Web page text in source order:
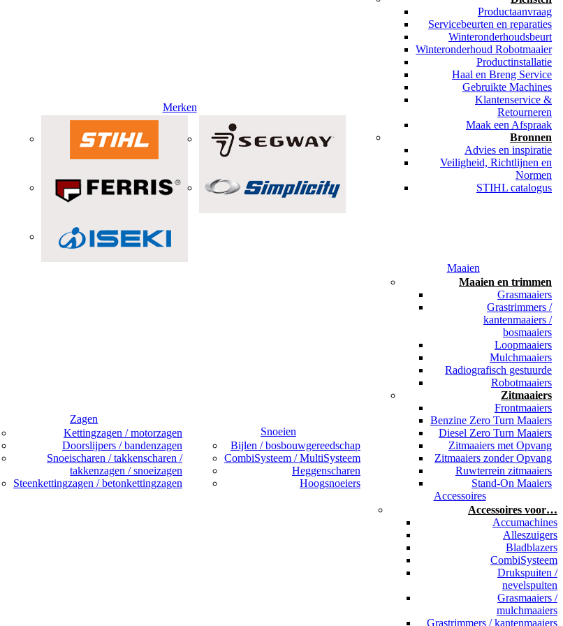
Merken
Productaanvraag
Servicebeurten en reparaties
Winteronderhoudsbeurt
Winteronderhoud Robotmaaier
Productinstallatie
Haal en Breng Service
Gebruikte Machines
Klantenservice &
Retourneren
Maak een Afspraak
Bronnen
Advies en inspiratie
Veiligheid, Richtlijnen en
Normen
STIHL catalogus
Zagen
Kettingzagen / motorzagen
Doorslijpers / bandenzagen
Snoeischaren / takkenscharen /
takkenzagen / snoeizagen
Steenkettingzagen / betonkettingzagen
Snoeien
Bijlen / bosbouwgereedschap
CombiSysteem / MultiSysteem
Heggenscharen
Hoogsnoeiers
Maaien
Maaien en trimmen
Grasmaaiers
Grastrimmers /
kantenmaaiers /
bosmaaiers
Loopmaaiers
Mulchmaaiers
Radiografisch gestuurde
Robotmaaiers
Zitmaaiers
Frontmaaiers
Benzine Zero Turn Maaiers
Diesel Zero Turn Maaiers
Zitmaaiers met Opvang
Zitmaaiers zonder Opvang
Ruwterrein zitmaaiers
Stand-On Maaiers
Accessoires
Accessoires voor…
Accumachines
Alleszuigers
Bladblazers
CombiSysteem
Drukspuiten /
nevelspuiten
Grasmaaiers /
mulchmaaiers
Grastrimmers / kantenmaaiers